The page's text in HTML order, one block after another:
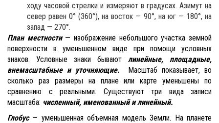
ходу часовой стрелки и измеря­ют в градусах. Азимут на
север равен 0° (360°), на вос­ток — 90°, на юг — 180°, на
запад — 270°.
План местности— изображение небольшого участка земной
поверхности в уменьшен­ном виде при помощи условных
знаков. Условные знаки бывают линейные, площадные,
внемасштабные и уточняющие. Масштаб показывает, во
сколько раз размеры на плане или карте уменьшены по
сравнению с реальными. Существуют три вида записи
масштаба: численный, именованный и линейный.
Глобус— уменьшенная объемная модель Земли. На планете